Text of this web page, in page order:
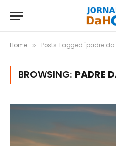
Home » Posts Tagged "padre
BROWSING: PADRE